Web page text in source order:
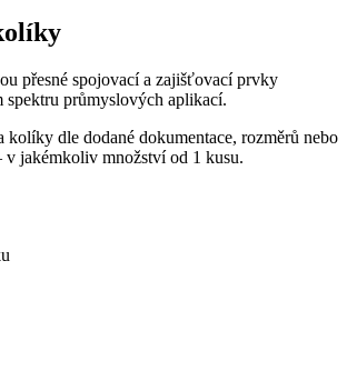
přesné spojovací a zajišťovací prvky
spektru průmyslových aplikací.
kolíky dle dodané dokumentace, rozměrů nebo
jakémkoliv množství od 1 kusu.